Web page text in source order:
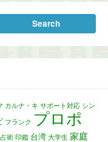
カルナ・キ サポート対応 シン
フランク プロポ
占術 印鑑 台湾 大学生 家庭